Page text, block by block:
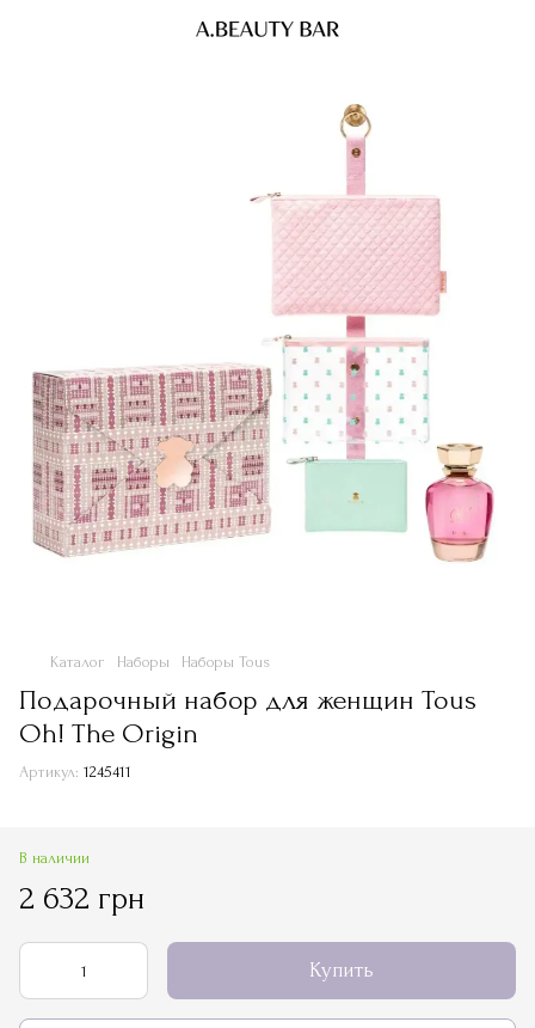
Каталог Наборы Наборы Tous
Подарочный набор для женщин Tous
Oh! The Origin
Артикул: 1245411
В наличии
2 632 грн
Купить